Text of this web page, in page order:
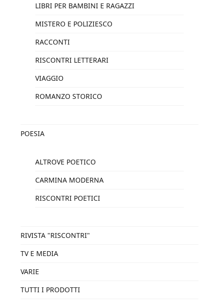
LIBRI PER BAMBINI E RAGAZZI
MISTERO E POLIZIESCO
RACCONTI
RISCONTRI LETTERARI
VIAGGIO
ROMANZO STORICO
POESIA
ALTROVE POETICO
CARMINA MODERNA
RISCONTRI POETICI
RIVISTA "RISCONTRI"
TV E MEDIA
VARIE
TUTTI I PRODOTTI